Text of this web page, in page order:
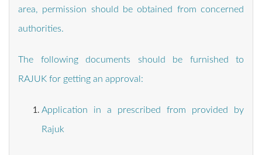
area, permission should be obtained from concerned
authorities.
The following documents should be furnished to
RAJUK for getting an approval:
Application in a prescribed from provided by
Rajuk